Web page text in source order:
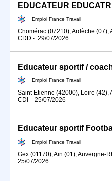
Emploi France Travail
Chomérac (07210), Ardèche (07),
CDD - 29/07/2026
Educateur sportif /
Emploi France Travail
Saint-Étienne (42000), Loire (42),
CDI - 25/07/2026
Educateur sportif
Emploi France Travail
Gex (01170), Ain (01), Auvergne-
25/07/2026